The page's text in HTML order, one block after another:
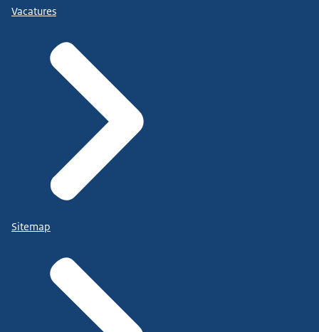
Vacatures
Sitemap